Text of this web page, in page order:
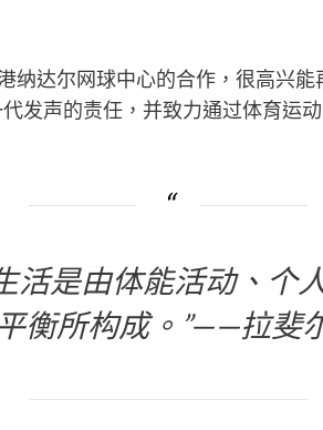
纳达尔网球中心的合作，很高兴
发声的责任，并致力通过体育运
活是由体能活动、个
衡所构成。”——拉斐